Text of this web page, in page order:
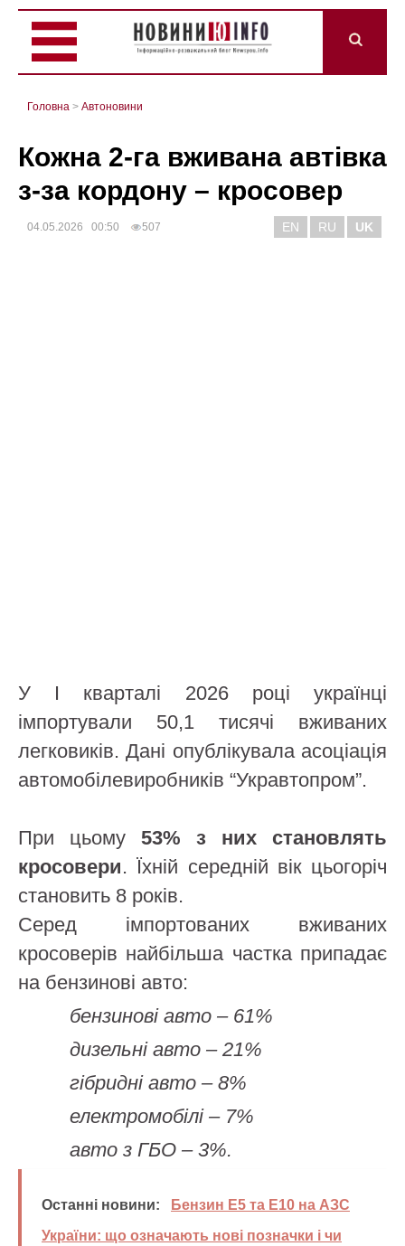
Головна > Автоновини
Кожна 2-га вживана автівка
з-за кордону – кросовер
04.05.2026 00:50 507 EN RU UK
У І кварталі 2026 році українці
імпортували 50,1 тисячі вживаних
легковиків. Дані опублікувала асоціація
автомобілевиробників “Укравтопром”.
При цьому 53% з них становлять
кросовери. Їхній середній вік цьогоріч
становить 8 років.
Серед імпортованих вживаних
кросоверів найбільша частка припадає
на бензинові авто:
бензинові авто – 61%
дизельні авто – 21%
гібридні авто – 8%
електромобілі – 7%
авто з ГБО – 3%.
Останні новини:
Бензин E5 та E10 на АЗС
України: що означають нові позначки і чи